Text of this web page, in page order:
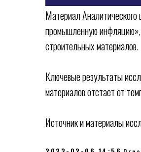
Материал
промышленную инфляцию»,
строительных материалов.
Ключевые результаты
материалов отстает от
Источник и материалы